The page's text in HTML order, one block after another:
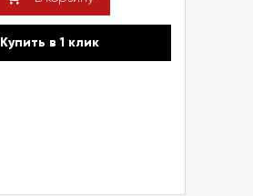
Купить в 1 клик